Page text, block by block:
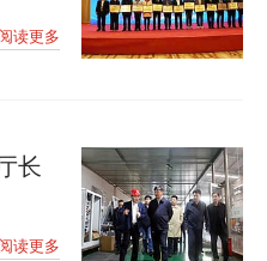
阅读更多
长
阅读更多